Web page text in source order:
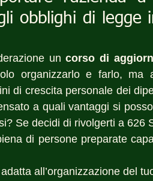
obblighi di legge
un corso di
organizzarlo e farlo, ma
di crescita personale dei
a quali vantaggi si
Se decidi di rivolgerti a 626
di persone preparate
all’organizzazione del